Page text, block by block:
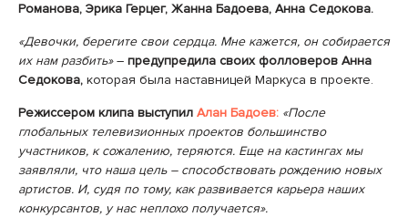
Романова, Эрика Герцег, Жанна Бадоева, Анна Седокова.
«Девочки, берегите свои сердца. Мне кажется, он собирается
их нам разбить»– предупредила своих фолловеров Анна
Седокова, которая была наставницей Маркуса в проекте.
Режиссером клипа выступил Алан Бадоев: «После
глобальных телевизионных проектов большинство
участников, к сожалению, теряются. Еще на кастингах мы
заявляли, что наша цель – способствовать рождению новых
артистов. И, судя по тому, как развивается карьера наших
конкурсантов, у нас неплохо получается».